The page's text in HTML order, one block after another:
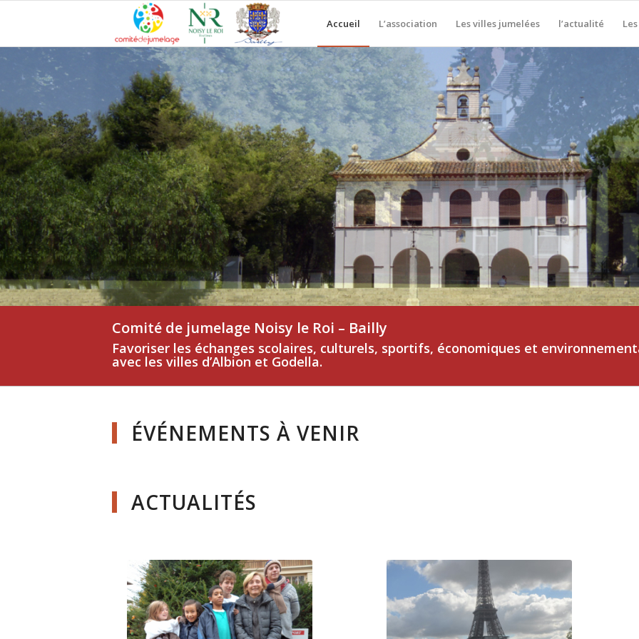
Accueil L’association Les villes jumelées l’actualité
Comité de jumelage Noisy le Roi – Bailly
Favoriser les échanges scolaires, culturels, sportifs, économiques et
avec les villes d’Albion et Godella.
ÉVÉNEMENTS À VENIR
ACTUALITÉS